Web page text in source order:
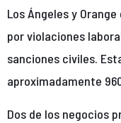
Los Ángeles y
por violaciones
sanciones civiles.
aproximadamente
Dos de los negocios